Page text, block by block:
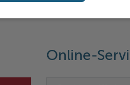
Online-